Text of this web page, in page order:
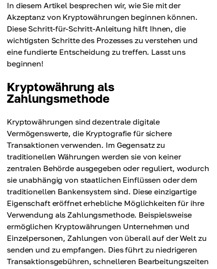
In diesem Artikel besprechen wir, wie Sie mit der
Akzeptanz von Kryptowährungen beginnen können.
Diese Schritt-für-Schritt-Anleitung hilft Ihnen, die
wichtigsten Schritte des Prozesses zu verstehen und
eine fundierte Entscheidung zu treffen. Lasst uns
beginnen!
Kryptowährung als
Zahlungsmethode
Kryptowährungen sind dezentrale digitale
Vermögenswerte, die Kryptografie für sichere
Transaktionen verwenden. Im Gegensatz zu
traditionellen Währungen werden sie von keiner
zentralen Behörde ausgegeben oder reguliert, wodurch
sie unabhängig von staatlichen Einflüssen oder dem
traditionellen Bankensystem sind. Diese einzigartige
Eigenschaft eröffnet erhebliche Möglichkeiten für ihre
Verwendung als Zahlungsmethode. Beispielsweise
ermöglichen Kryptowährungen Unternehmen und
Einzelpersonen, Zahlungen von überall auf der Welt zu
senden und zu empfangen. Dies führt zu niedrigeren
Transaktionsgebühren, schnelleren Bearbeitungszeiten